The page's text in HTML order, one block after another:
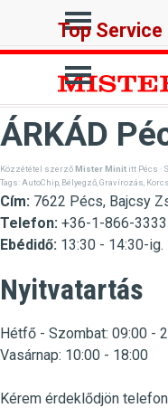
Ugrás a
Top Service
Ugrás a
ÁRKÁD
Közzététel szerzőMister Minit itt Pécs ·
Tags: AutoChip Bélyegző Gravírozás
Cím: 7622 Pécs, Bajcsy
Telefon: +36-1-866-3333
Ebédidő: 13:30 - 14:30-ig.
Nyitvatartás
Hétfő - Szombat: 09:00 -
Vasárnap: 10:00 - 18:00
Kérem érdeklődjön